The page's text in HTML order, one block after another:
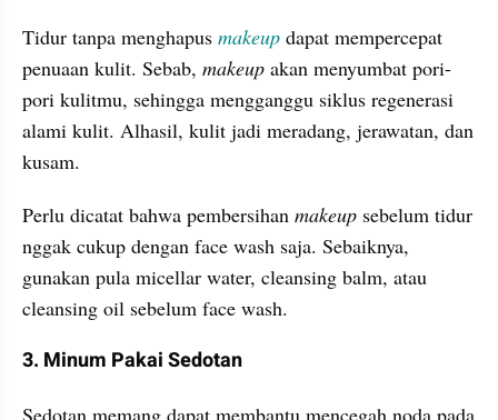
Tidur tanpa menghapus makeup dapat mempercepat
penuaan kulit. Sebab, makeup akan menyumbat pori-
pori kulitmu, sehingga mengganggu siklus regenerasi
alami kulit. Alhasil, kulit jadi meradang, jerawatan, dan
kusam.
Perlu dicatat bahwa pembersihan makeup sebelum tidur
nggak cukup dengan face wash saja. Sebaiknya,
gunakan pula micellar water, cleansing balm, atau
cleansing oil sebelum face wash.
3. Minum Pakai Sedotan